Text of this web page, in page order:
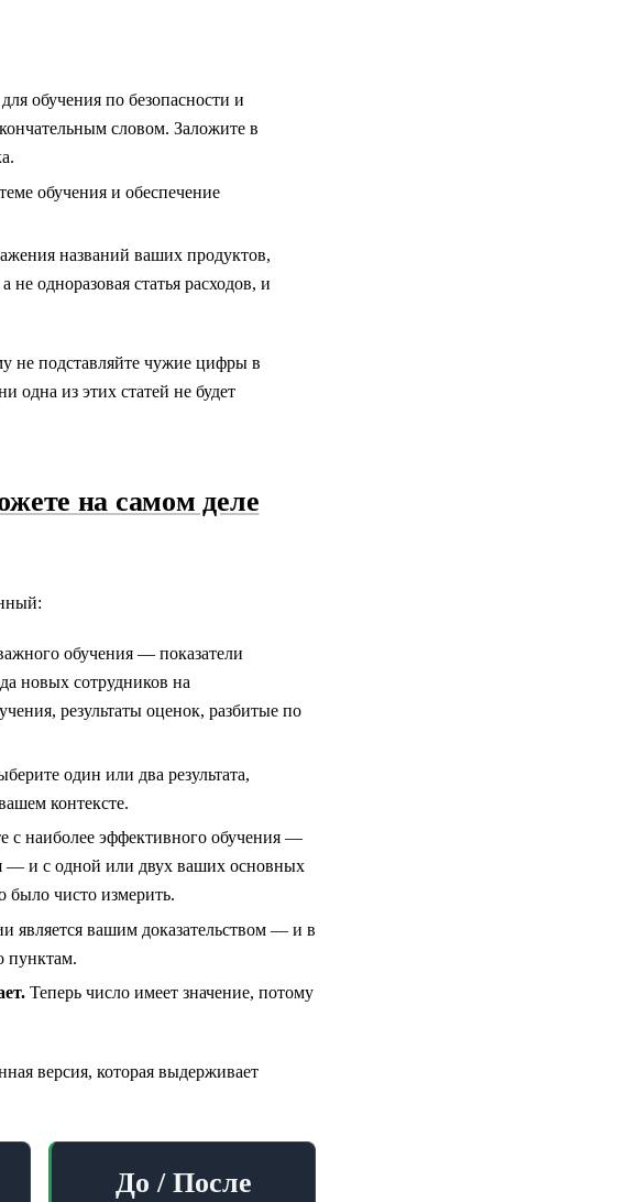
обучения по безопасности и
словом. Заложите в
обучения и обеспечение
названий ваших продуктов,
одноразовая статья расходов, и
не подставляйте чужие цифры в
одна из этих статей не будет
на самом деле
обучения — показатели
новых сотрудников на
результаты оценок, разбитые по
один или два результата,
контексте.
с наиболее эффективного обучения —
— и с одной или двух ваших основных
было чисто измерить.
является вашим доказательством — и в
пунктам.
Теперь число имеет значение, потому
версия, которая выдерживает
До / После